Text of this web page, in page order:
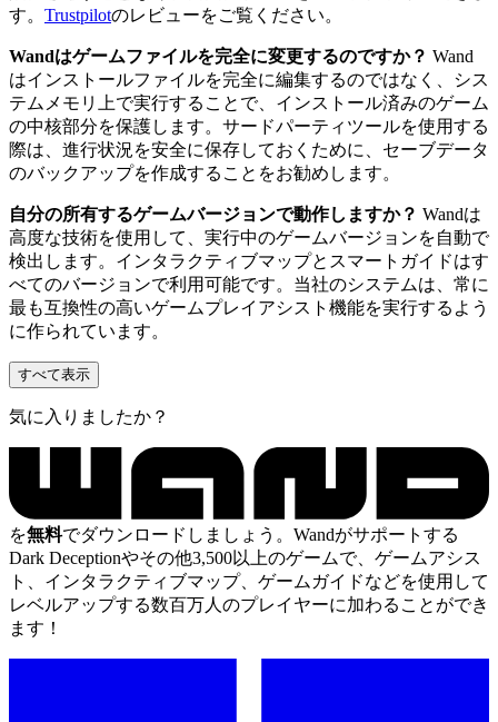
す。 Trustpilotのレビューをご覧ください。
Wandはゲームファイルを完全に変更するのですか？ Wand
はインストールファイルを完全に編集するのではなく、シス
テムメモリ上で実行することで、インストール済みのゲーム
の中核部分を保護します。サードパーティツールを使用する
際は、進行状況を安全に保存しておくために、セーブデータ
のバックアップを作成することをお勧めします。
自分の所有するゲームバージョンで動作しますか？ Wandは
高度な技術を使用して、実行中のゲームバージョンを自動で
検出します。インタラクティブマップとスマートガイドはす
べてのバージョンで利用可能です。当社のシステムは、常に
最も互換性の高いゲームプレイアシスト機能を実行するよう
に作られています。
すべて表示
気に入りましたか？
を無料でダウンロードしましょう。Wandがサポートする
Dark Deceptionやその他3,500以上のゲームで、ゲームアシス
ト、インタラクティブマップ、ゲームガイドなどを使用して
レベルアップする数百万人のプレイヤーに加わることができ
ます！